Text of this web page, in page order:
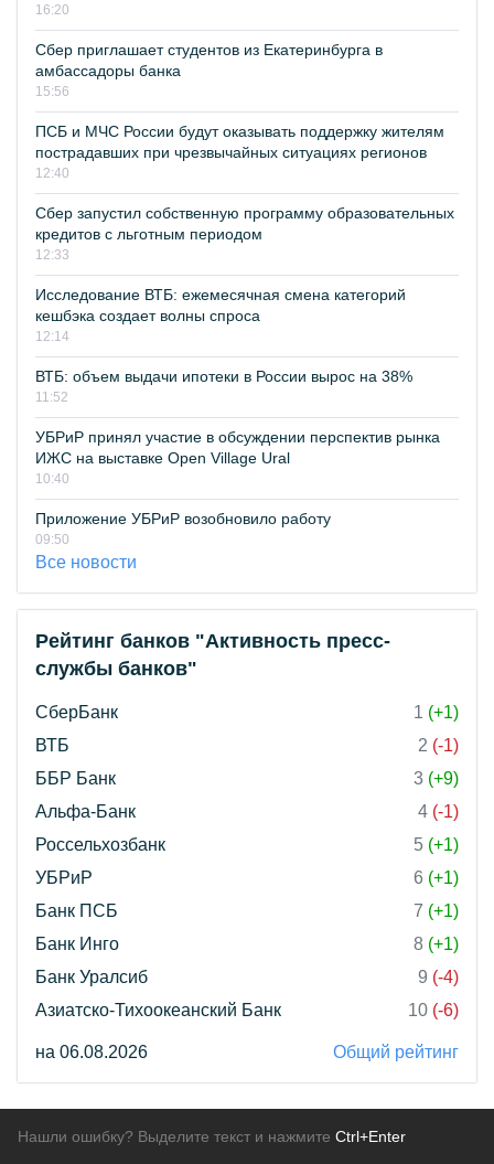
16:20
Сбер приглашает студентов из Екатеринбурга в
амбассадоры банка
15:56
ПСБ и МЧС России будут оказывать поддержку жителям
пострадавших при чрезвычайных ситуациях регионов
12:40
Сбер запустил собственную программу образовательных
кредитов с льготным периодом
12:33
Исследование ВТБ: ежемесячная смена категорий
кешбэка создает волны спроса
12:14
ВТБ: объем выдачи ипотеки в России вырос на 38%
11:52
УБРиР принял участие в обсуждении перспектив рынка
ИЖС на выставке Open Village Ural
10:40
Приложение УБРиР возобновило работу
09:50
Все новости
Рейтинг банков "Активность пресс-
службы банков"
СберБанк 1 (+1)
ВТБ
2 (-1)
ББР Банк
3 (+9)
Альфа-Банк
4 (-1)
Россельхозбанк
5 (+1)
УБРиР
6 (+1)
Банк ПСБ
7 (+1)
Банк Инго
8 (+1)
Банк Уралсиб
9 (-4)
Азиатско-Тихоокеанский Банк
10 (-6)
на 06.08.2026 Общий рейтинг
Нашли ошибку? Выделите текст и нажмите Ctrl+Enter